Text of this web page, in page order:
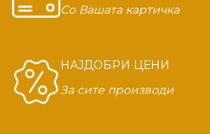
Со Вашата картичка
НАЈДОБРИ ЦЕНИ
За сите производи